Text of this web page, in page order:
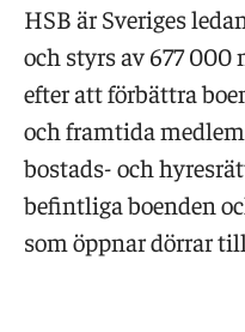
HSB är Sveriges
och styrs av 677
efter att förbättra
och framtida
bostads- och
befintliga boenden
som öppnar dörrar